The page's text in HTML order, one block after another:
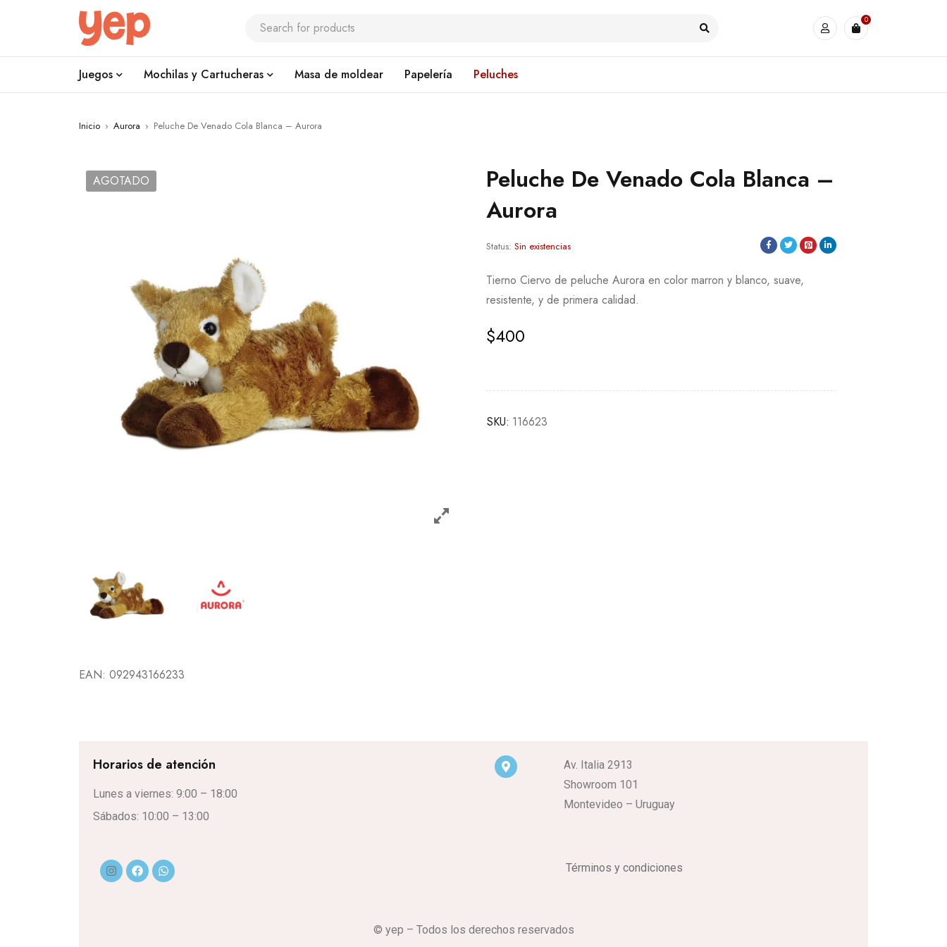
0
Juegos Mochilas y Cartucheras Masa de moldear Papelería Peluches
Inicio › Aurora › Peluche De Venado Cola Blanca – Aurora
AGOTADO
Peluche De Venado Cola Blanca –
Aurora
Status: Sin existencias
Tierno Ciervo de peluche Aurora en color marron y blanco, suave,
resistente, y de primera calidad.
$400
SKU: 116623
EAN: 092943166233
Horarios de atención
Lunes a viernes: 9:00 – 18:00
Sábados: 10:00 – 13:00
Av. Italia 2913
Showroom 101
Montevideo – Uruguay
Términos y condiciones
© yep – Todos los derechos reservados